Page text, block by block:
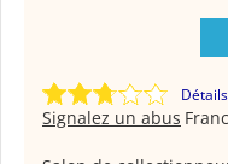
Détails
Signalez un abus